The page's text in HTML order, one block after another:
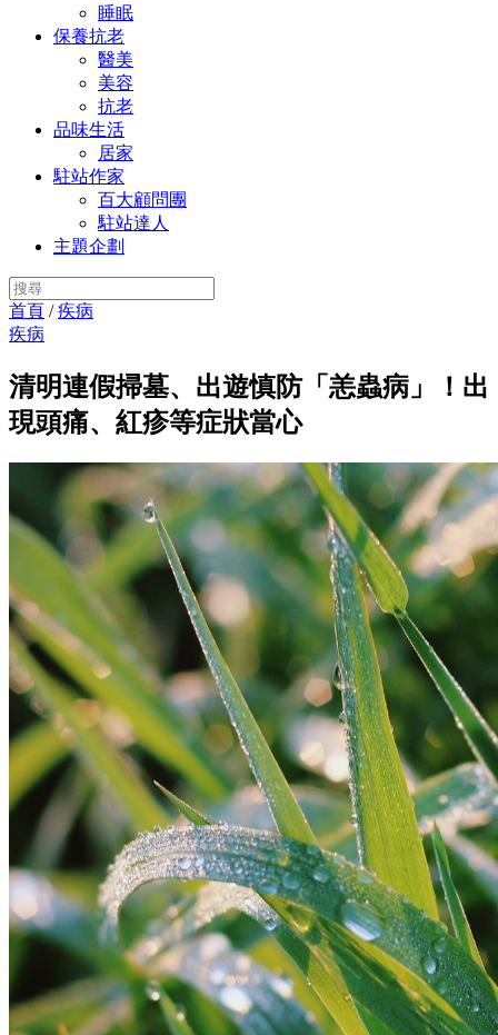
睡眠
保養抗老
醫美
美容
抗老
品味生活
居家
駐站作家
百大顧問團
駐站達人
主題企劃
首頁 /疾病
疾病
清明連假掃墓、出遊慎防「恙蟲病」！出
現頭痛、紅疹等症狀當心